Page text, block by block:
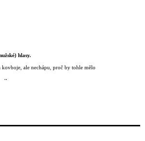
hlasy.
kovboje, ale nechápu, proč by tohle mělo
pepřáku.
někdy mění ve vztek. O tlaku